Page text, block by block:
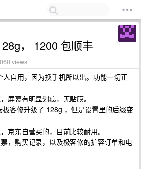
， 1200 包顺丰
views
自用，因为换手机所以出。功能一切正
屏幕有明显划痕，无贴膜。
客修升级了 128g ，但是设置里的后缀变
京东自营买的，目前比较耐用。
，购买记录，以及极客修的扩容订单和电